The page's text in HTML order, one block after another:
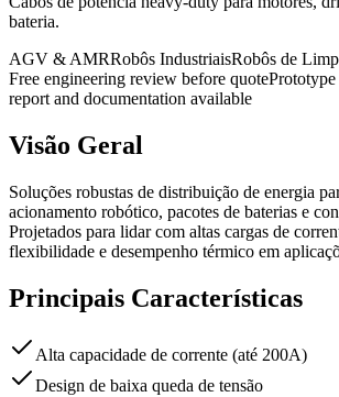
bateria.
AGV & AMRRobôs IndustriaisRobôs de
Free engineering review before quote
report and documentation available
Visão Geral
Soluções robustas de distribuição de energia
acionamento robótico, pacotes de baterias e
Projetados para lidar com altas cargas de
flexibilidade e desempenho térmico em
Principais Características
Alta capacidade de corrente (até 200A)
Design de baixa queda de tensão